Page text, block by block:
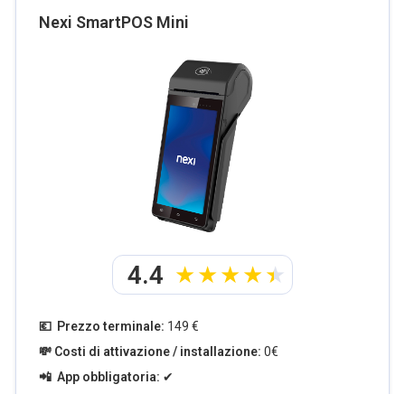
Nexi SmartPOS Mini
4.4
💶 Prezzo terminale: 149 €
💸 Costi di attivazione / installazione:0€
📲 App obbligatoria: ✔